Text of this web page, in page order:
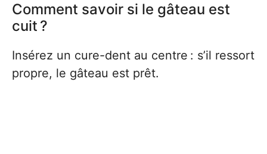
Comment savoir si le gâteau est
cuit ?
Insérez un cure-dent au centre : s’il ressort
propre, le gâteau est prêt.